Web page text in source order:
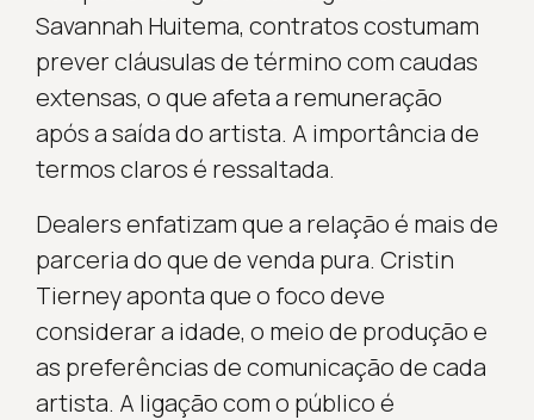
Savannah Huitema, contratos costumam
prever cláusulas de término com caudas
extensas, o que afeta a remuneração
após a saída do artista. A importância de
termos claros é ressaltada.
Dealers enfatizam que a relação é mais de
parceria do que de venda pura. Cristin
Tierney aponta que o foco deve
considerar a idade, o meio de produção e
as preferências de comunicação de cada
artista. A ligação com o público é